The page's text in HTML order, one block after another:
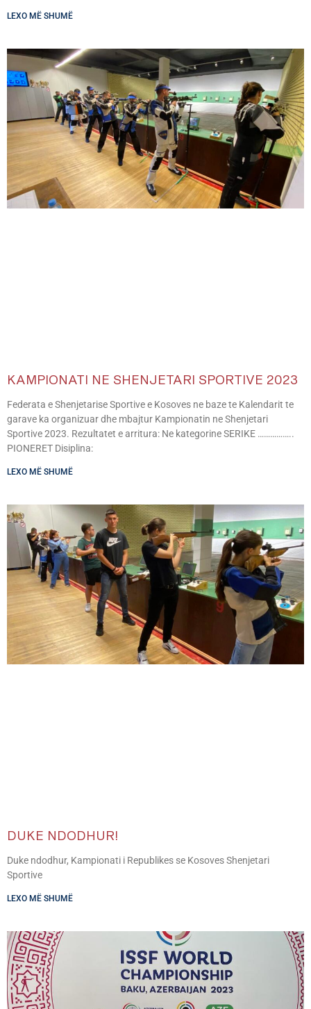
LEXO MË SHUMË
KAMPIONATI NE SHENJETARI SPORTIVE 2023
Federata e Shenjetarise Sportive e Kosoves ne baze te Kalendarit te
garave ka organizuar dhe mbajtur Kampionatin ne Shenjetari
Sportive 2023. Rezultatet e arritura: Ne kategorine SERIKE ……………..
PIONERET Disiplina:
LEXO MË SHUMË
DUKE NDODHUR!
Duke ndodhur, Kampionati i Republikes se Kosoves Shenjetari
Sportive
LEXO MË SHUMË